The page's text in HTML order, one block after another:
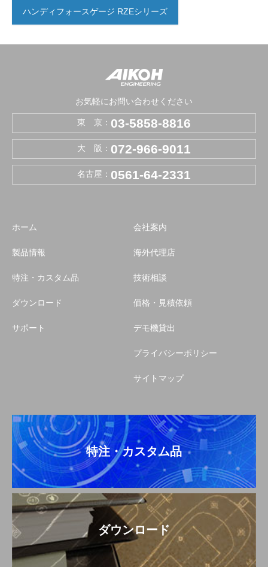
ハンディフォースゲージ RZEシリーズ
お気軽にお問い合わせください
東 京： 03-5858-8816
大 阪： 072-966-9011
名古屋： 0561-64-2331
ホーム
製品情報
特注・カスタム品
ダウンロード
サポート
会社案内
海外代理店
技術相談
価格・見積依頼
デモ機貸出
プライバシーポリシー
サイトマップ
特注・カスタム品
ダウンロード